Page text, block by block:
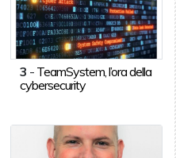
3 - TeamSystem, l’ora della
cybersecurity